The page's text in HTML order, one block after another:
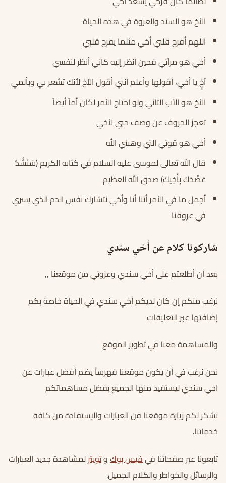
الأخ هو السند والعزوة في هذه الحياة
اللهم أفرح قلبي أخي مثلما يفرح قلبي
أخي هو مرآتي فحين أنظر إليه كاني أنظر لنفسي
آخٍ يا أخي، أقولها وأعلم أنني أقول الآخ لأنك تشعر بي وبألمي
الأخ هو الأب الثاني ولو احتاج الأمر لكان أماً أيضاً
تعجز الحروف عن وصف حبي لأخي
أخي هو قوتي التي وهبني الله
قال الله تعالى لموسى عليه السلام في كتابه الكريم (سَنَشُدُّ
عَضُدَكَ بِأَخِيكَ) صدق الله العظيم
أجمل ما في الأمر أننا أنا وأخي نتشارك نفس الدم الذي يسري
في عروقنا
شاركونا كلام عن أخي سندي
بعد أن أطلعتم على أخي سندي وعزوتي من موقعنا ,,
نرغب منكم إن كان لديكم أخي سندي في الحياة خاصة بكم
إضافتها عبر التعليقات
والمساهمة معنا في تطوير الموقع
نحن نرغب في أن يكون موقعنا فهرساً يضم أفضل عبارات عن
اخي سندي ليستفيد منها الجميع بفضل مساهماتكم
نشكر لكم زيارة موقعنا فن العبارات والإستفادة من كافة
خدماتنا.
تابعونا عبر صفحاتنا فيفيس بوكوتويترلمشاهدة جديد العبارات
والرسائل والخواطر والكلام الجميل.